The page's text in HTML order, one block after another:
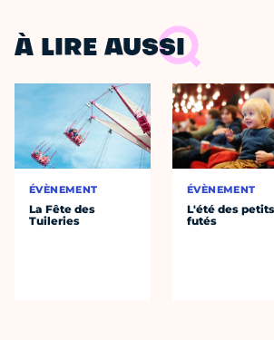
À LIRE AUSSI
ÉVÈNEMENT
La Fête des
Tuileries
ÉVÈNEMENT
L'été des petits
futés